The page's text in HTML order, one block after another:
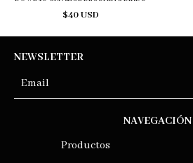
$40 USD
NEWSLETTER
NAVEGACIÓN
Productos